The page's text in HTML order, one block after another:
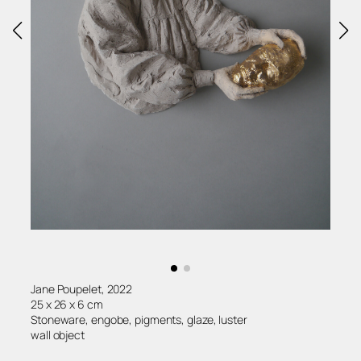
Jane Poupelet, 2022
25 x 26 x 6 cm
Stoneware, engobe, pigments, glaze, luster
wall object